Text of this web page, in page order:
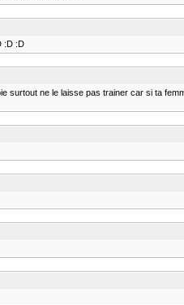
:D :D
ne le laisse pas trainer car si ta